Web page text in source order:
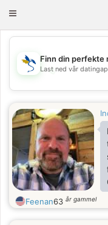
Toggle
💖
Finn din perfekte
Last ned vår
Feenan63 år gammel